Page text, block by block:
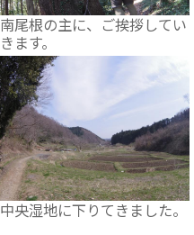
南尾根の主に、ご挨拶してい
きます。
中央湿地に下りてきました。